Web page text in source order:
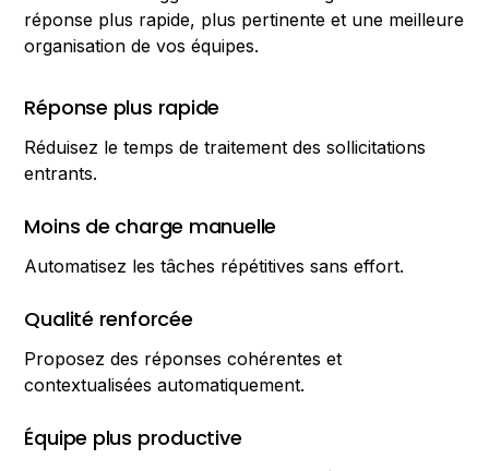
réponse plus rapide, plus pertinente et une meilleure
organisation de vos équipes.
Réponse plus rapide
Réduisez le temps de traitement des sollicitations
entrants.
Moins de charge manuelle
Automatisez les tâches répétitives sans effort.
Qualité renforcée
Proposez des réponses cohérentes et
contextualisées automatiquement.
Équipe plus productive